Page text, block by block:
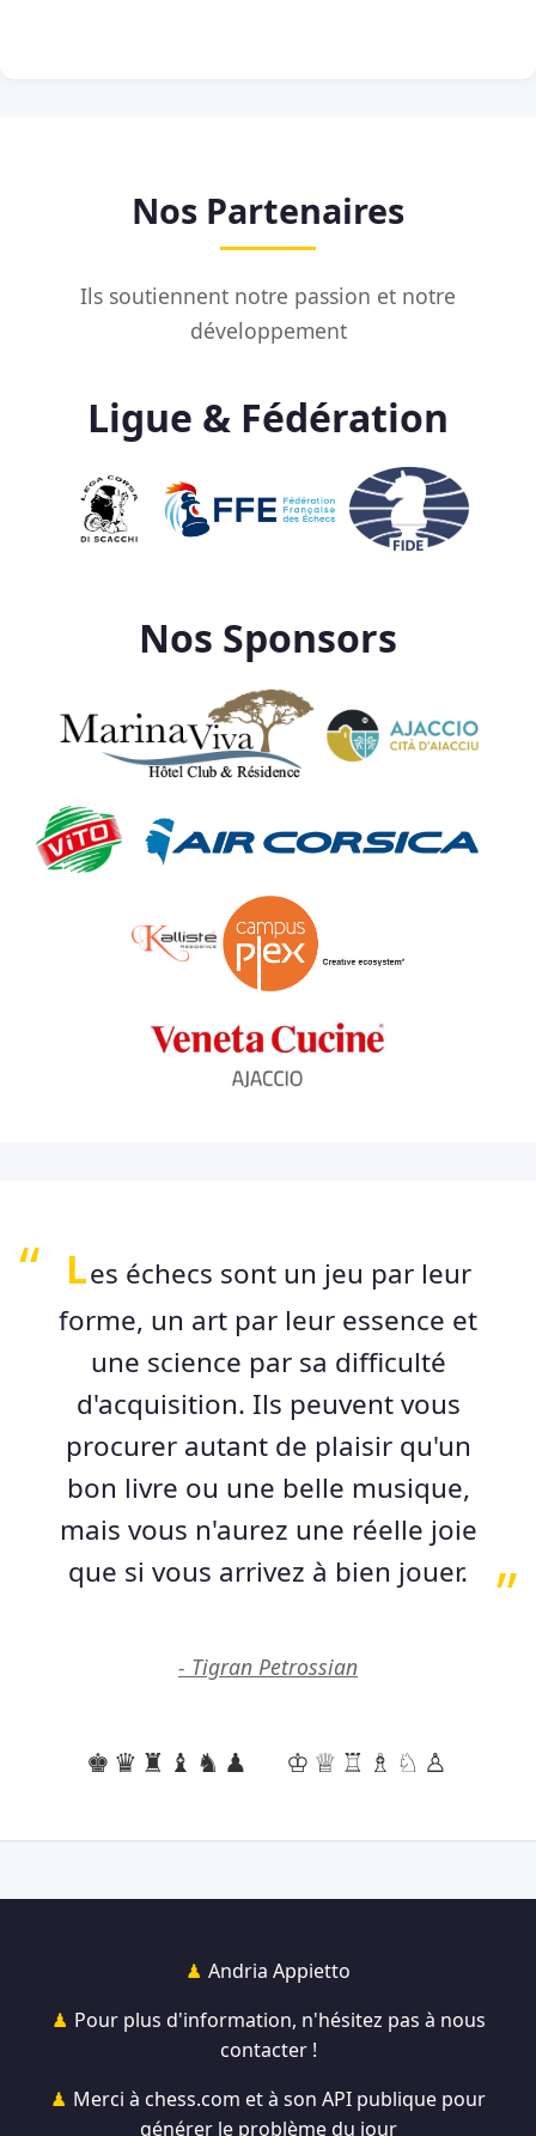
Nos Partenaires
Ils soutiennent notre passion et notre
développement
Ligue & Fédération
Nos Sponsors
Les échecs sont un jeu par leur
forme, un art par leur essence et
une science par sa difficulté
d'acquisition. Ils peuvent vous
procurer autant de plaisir qu'un
bon livre ou une belle musique,
mais vous n'aurez une réelle joie
que si vous arrivez à bien jouer.
- Tigran Petrossian
♚♛♜♝♞♟ ♔♕♖♗♘♙
Andria Appietto
Pour plus d'information, n'hésitez pas à nous
contacter !
Merci à chess.com et à son API publique pour
générer le problème du jour